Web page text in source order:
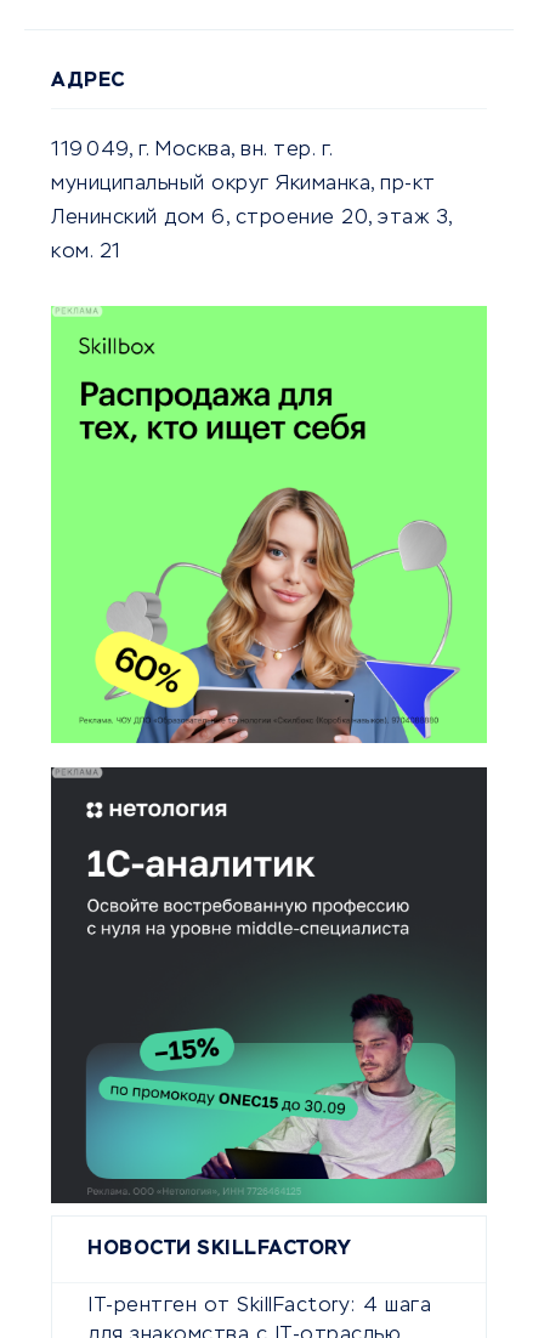
АДРЕС
119 049, г. Mосква, вн. тер. г.
муниципальный округ Якиманка, пр-кт
Ленинский дом 6, строение 20, этаж 3,
ком. 21
НОВОСТИ SKILLFACTORY
IT-рентген от SkillFactory: 4 шага